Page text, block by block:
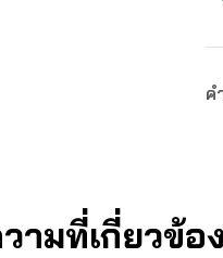
ค
ามที่เกี่ยวข้อง